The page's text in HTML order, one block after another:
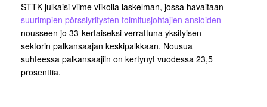
STTK julkaisi viime viikolla laskelman, jossa havaitaan
suurimpien pörssiyritysten toimitusjohtajien ansioiden
nousseen jo 33-kertaiseksi verrattuna yksityisen
sektorin palkansaajan keskipalkkaan. Nousua
suhteessa palkansaajiin on kertynyt vuodessa 23,5
prosenttia.